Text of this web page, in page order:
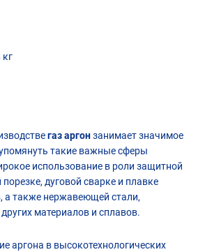
газ аргонзанимает значимое
такие важные сферы
использование в роли защитной
дуговой сварке и плавке
а также нержавеющей стали,
материалов и сплавов.
аргона в высокотехнологических